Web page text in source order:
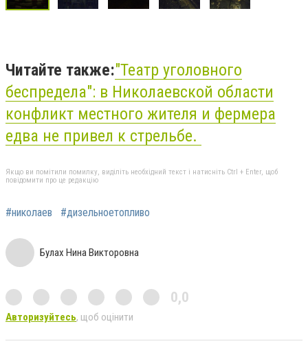
Читайте также:"Театр уголовного
беспредела": в Николаевской области
конфликт местного жителя и фермера
едва не привел к стрельбе.
Якщо ви помітили помилку, виділіть необхідний текст і натисніть Ctrl + Enter, щоб
повідомити про це редакцію
#николаев #дизельноетопливо
Булах Нина Викторовна
0,0
Авторизуйтесь, щоб оцінити